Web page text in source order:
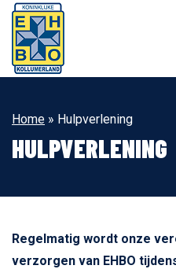
Home » Hulpverlening
HULPVERLENING
Regelmatig wordt onze
verzorgen van EHBO